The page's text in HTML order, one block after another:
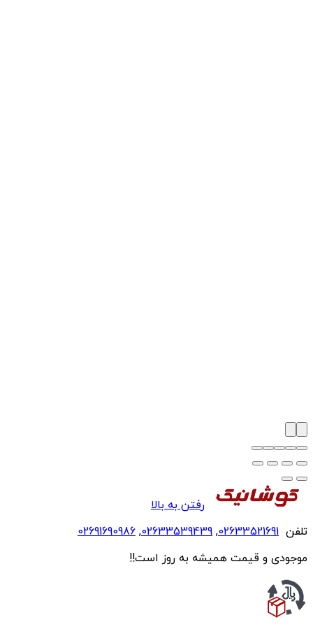
رفتن به بالا
تلفن 02633521691
,
02633539439
,
02691690986
موجودی و قیمت همیشه به روز است!!